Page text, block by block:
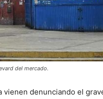
del mercado.
denunciando el